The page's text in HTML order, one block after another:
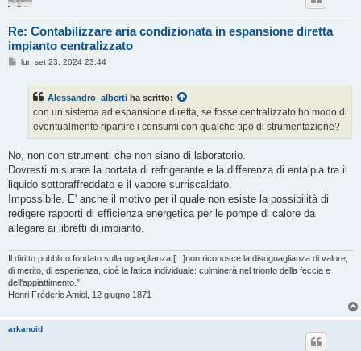
Re: Contabilizzare aria condizionata in espansione diretta
impianto centralizzato
Mlun set 23, 2024 23:44
Alessandro_alberti ha scritto:
con un sistema ad espansione diretta, se fosse centralizzato ho modo di
eventualmente ripartire i consumi con qualche tipo di strumentazione?
No, non con strumenti che non siano di laboratorio.
Dovresti misurare la portata di refrigerante e la differenza di entalpia tra il
liquido sottoraffreddato e il vapore surriscaldato.
Impossibile. E' anche il motivo per il quale non esiste la possibilità di
redigere rapporti di efficienza energetica per le pompe di calore da
allegare ai libretti di impianto.
Il diritto pubblico fondato sulla uguaglianza [...]non riconosce la disuguaglianza di valore,
di merito, di esperienza, cioè la fatica individuale: culminerà nel trionfo della feccia e
dell'appiattimento.”
Henri Fréderic Amiel, 12 giugno 1871
arkanoid